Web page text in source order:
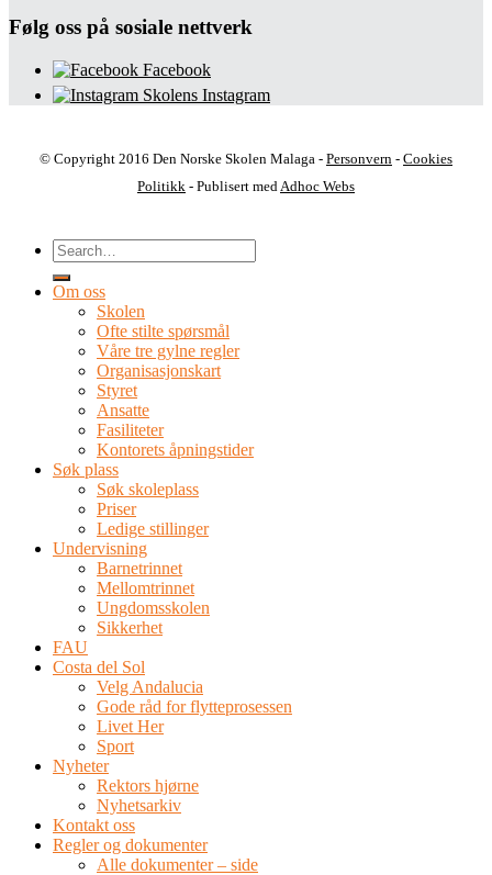
Følg oss på sosiale nettverk
Facebook
Skolens Instagram
© Copyright 2016 Den Norske Skolen Malaga - Personvern - Cookies
Politikk - Publisert med Adhoc Webs
Om oss
Skolen
Ofte stilte spørsmål
Våre tre gylne regler
Organisasjonskart
Styret
Ansatte
Fasiliteter
Kontorets åpningstider
Søk plass
Søk skoleplass
Priser
Ledige stillinger
Undervisning
Barnetrinnet
Mellomtrinnet
Ungdomsskolen
Sikkerhet
FAU
Costa del Sol
Velg Andalucia
Gode råd for flytteprosessen
Livet Her
Sport
Nyheter
Rektors hjørne
Nyhetsarkiv
Kontakt oss
Regler og dokumenter
Alle dokumenter – side